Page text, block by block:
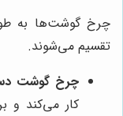
چرخ گوشت‌ها به
تقسیم می‌شوند.
چرخ گوشت
کار می‌کند و